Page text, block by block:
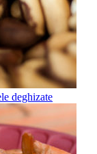
deghizate